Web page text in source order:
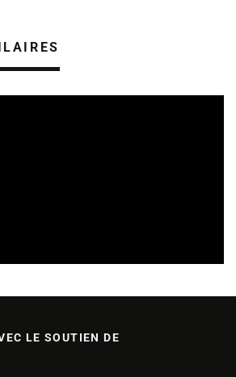
LE SOUTIEN DE